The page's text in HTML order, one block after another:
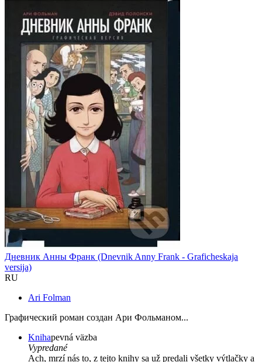
Дневник Анны Франк (Dnevnik Anny Frank - Graficheskaja
versija)
RU
Ari Folman
Графический роман создан Ари Фольманом...
Knihapevná väzba
Vypredané
Ach, mrzí nás to, z tejto knihy sa už predali všetky výtlačky a